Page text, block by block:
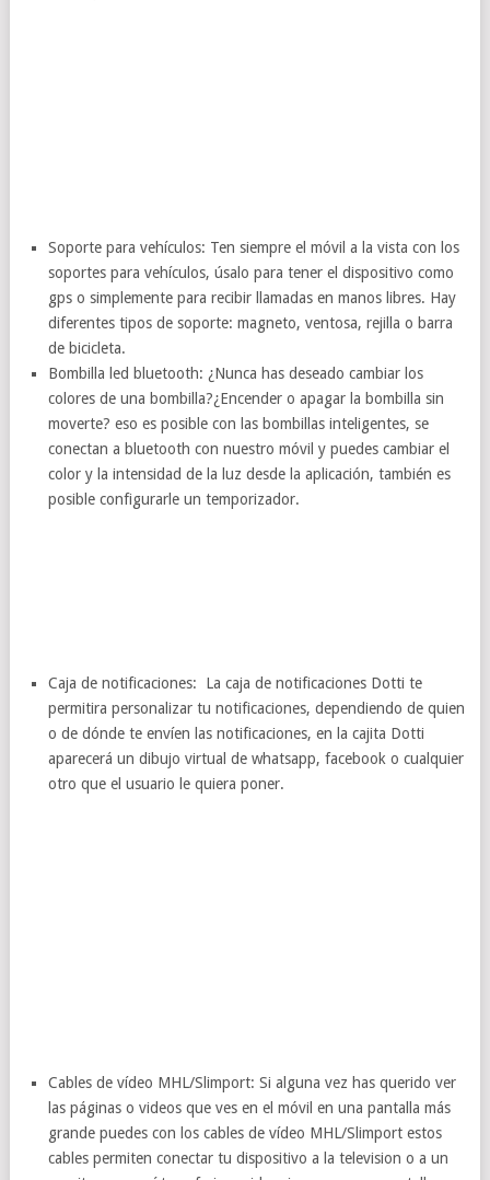
Soporte para vehículos: Ten siempre el móvil a la vista con los
soportes para vehículos, úsalo para tener el dispositivo como
gps o simplemente para recibir llamadas en manos libres. Hay
diferentes tipos de soporte: magneto, ventosa, rejilla o barra
de bicicleta.
Bombilla led bluetooth: ¿Nunca has deseado cambiar los
colores de una bombilla?¿Encender o apagar la bombilla sin
moverte? eso es posible con las bombillas inteligentes, se
conectan a bluetooth con nuestro móvil y puedes cambiar el
color y la intensidad de la luz desde la aplicación, también es
posible configurarle un temporizador.
Caja de notificaciones: La caja de notificaciones Dotti te
permitira personalizar tu notificaciones, dependiendo de quien
o de dónde te envíen las notificaciones, en la cajita Dotti
aparecerá un dibujo virtual de whatsapp, facebook o cualquier
otro que el usuario le quiera poner.
Cables de vídeo MHL/Slimport: Si alguna vez has querido ver
las páginas o videos que ves en el móvil en una pantalla más
grande puedes con los cables de vídeo MHL/Slimport estos
cables permiten conectar tu dispositivo a la television o a un